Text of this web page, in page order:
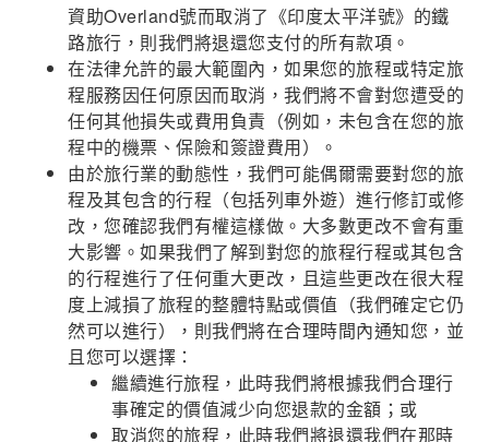
資助Overland號而取消了《印度太平洋號》的鐵
路旅行，則我們將退還您支付的所有款項。
在法律允許的最大範圍內，如果您的旅程或特定旅
程服務因任何原因而取消，我們將不會對您遭受的
任何其他損失或費用負責（例如，未包含在您的旅
程中的機票、保險和簽證費用）。
由於旅行業的動態性，我們可能偶爾需要對您的旅
程及其包含的行程（包括列車外遊）進行修訂或修
改，您確認我們有權這樣做。大多數更改不會有重
大影響。如果我們了解到對您的旅程行程或其包含
的行程進行了任何重大更改，且這些更改在很大程
度上減損了旅程的整體特點或價值（我們確定它仍
然可以進行），則我們將在合理時間內通知您，並
且您可以選擇：
繼續進行旅程，此時我們將根據我們合理行
事確定的價值減少向您退款的金額；或
取消您的旅程，此時我們將退還我們在那時